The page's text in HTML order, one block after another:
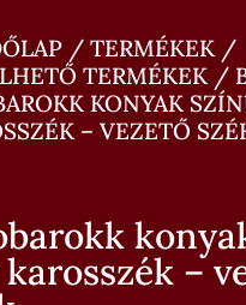
/ TERMÉKEK/
TERMÉKEK/
KONYAK
– VEZETŐ
–